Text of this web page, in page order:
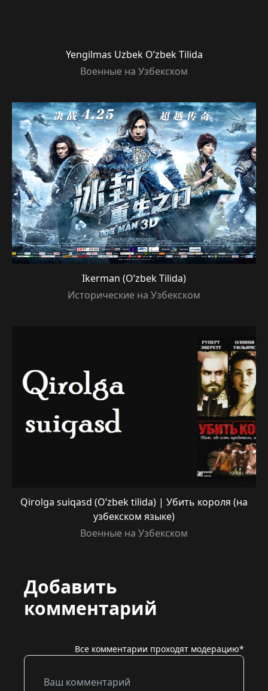
Yengilmas Uzbek O’zbek Tilida
Военные на Узбекском
Ikerman (O’zbek Tilida)
Исторические на Узбекском
Qirolga suiqasd (O’zbek tilida) | Убить короля (на
узбекском языке)
Военные на Узбекском
Добавить
комментарий
Все комментарии проходят модерацию*